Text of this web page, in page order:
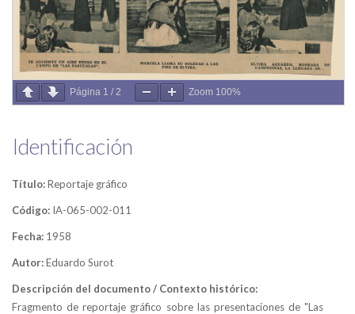
Página 1 / 2 Zoom 100%
Identificación
Título:Reportaje gráfico
Código: IA-065-002-011
Fecha: 1958
Autor:Eduardo Surot
Descripción del documento / Contexto histórico:
Fragmento de reportaje gráfico sobre las presentaciones de "Las